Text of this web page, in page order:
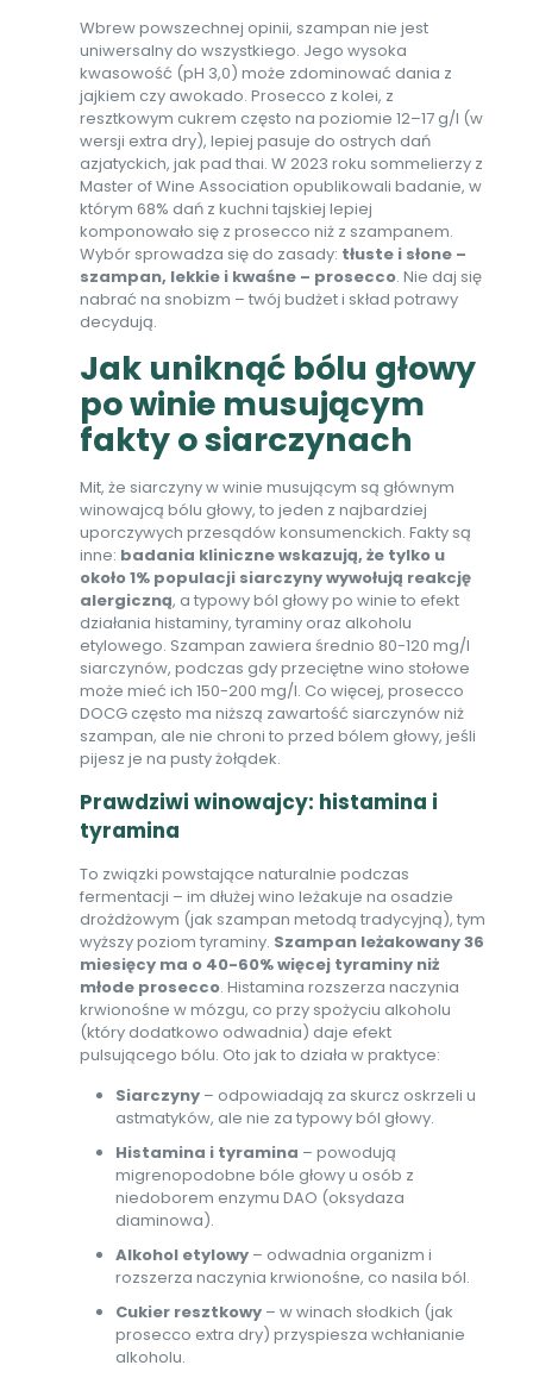
Wbrew powszechnej opinii, szampan nie jest
uniwersalny do wszystkiego. Jego wysoka
kwasowość (pH 3,0) może zdominować dania z
jajkiem czy awokado. Prosecco z kolei, z
resztkowym cukrem często na poziomie 12–17 g/l (w
wersji extra dry), lepiej pasuje do ostrych dań
azjatyckich, jak pad thai. W 2023 roku sommelierzy z
Master of Wine Association opublikowali badanie, w
którym 68% dań z kuchni tajskiej lepiej
komponowało się z prosecco niż z szampanem.
Wybór sprowadza się do zasady: tłuste i słone –
szampan, lekkie i kwaśne – prosecco. Nie daj się
nabrać na snobizm – twój budżet i skład potrawy
decydują.
Jak uniknąć bólu głowy
po winie musującym
fakty o siarczynach
Mit, że siarczyny w winie musującym są głównym
winowajcą bólu głowy, to jeden z najbardziej
uporczywych przesądów konsumenckich. Fakty są
inne: badania kliniczne wskazują, że tylko u
około 1% populacji siarczyny wywołują reakcję
alergiczną, a typowy ból głowy po winie to efekt
działania histaminy, tyraminy oraz alkoholu
etylowego. Szampan zawiera średnio 80-120 mg/l
siarczynów, podczas gdy przeciętne wino stołowe
może mieć ich 150-200 mg/l. Co więcej, prosecco
DOCG często ma niższą zawartość siarczynów niż
szampan, ale nie chroni to przed bólem głowy, jeśli
pijesz je na pusty żołądek.
Prawdziwi winowajcy: histamina i
tyramina
To związki powstające naturalnie podczas
fermentacji – im dłużej wino leżakuje na osadzie
drożdżowym (jak szampan metodą tradycyjną), tym
wyższy poziom tyraminy. Szampan leżakowany 36
miesięcy ma o 40-60% więcej tyraminy niż
młode prosecco. Histamina rozszerza naczynia
krwionośne w mózgu, co przy spożyciu alkoholu
(który dodatkowo odwadnia) daje efekt
pulsującego bólu. Oto jak to działa w praktyce:
Siarczyny– odpowiadają za skurcz oskrzeli u
astmatyków, ale nie za typowy ból głowy.
Histamina i tyramina – powodują
migrenopodobne bóle głowy u osób z
niedoborem enzymu DAO (oksydaza
diaminowa).
Alkohol etylowy– odwadnia organizm i
rozszerza naczynia krwionośne, co nasila ból.
Cukier resztkowy– w winach słodkich (jak
prosecco extra dry) przyspiesza wchłanianie
alkoholu.